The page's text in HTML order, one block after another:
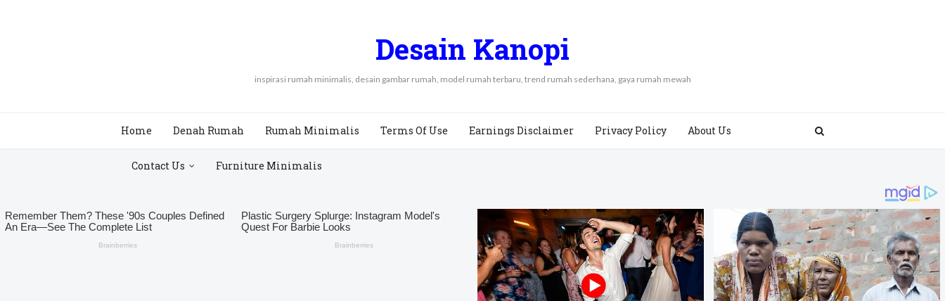
Desain Kanopi
inspirasi rumah minimalis, desain gambar rumah, model rumah terbaru, trend rumah sederhana, gaya rumah mewah
Home Denah Rumah Rumah Minimalis Terms Of Use Earnings Disclaimer Privacy Policy About Us
Contact Us Furniture Minimalis